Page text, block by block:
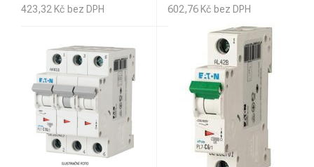
423,32 Kč bez DPH 602,76 Kč bez DPH